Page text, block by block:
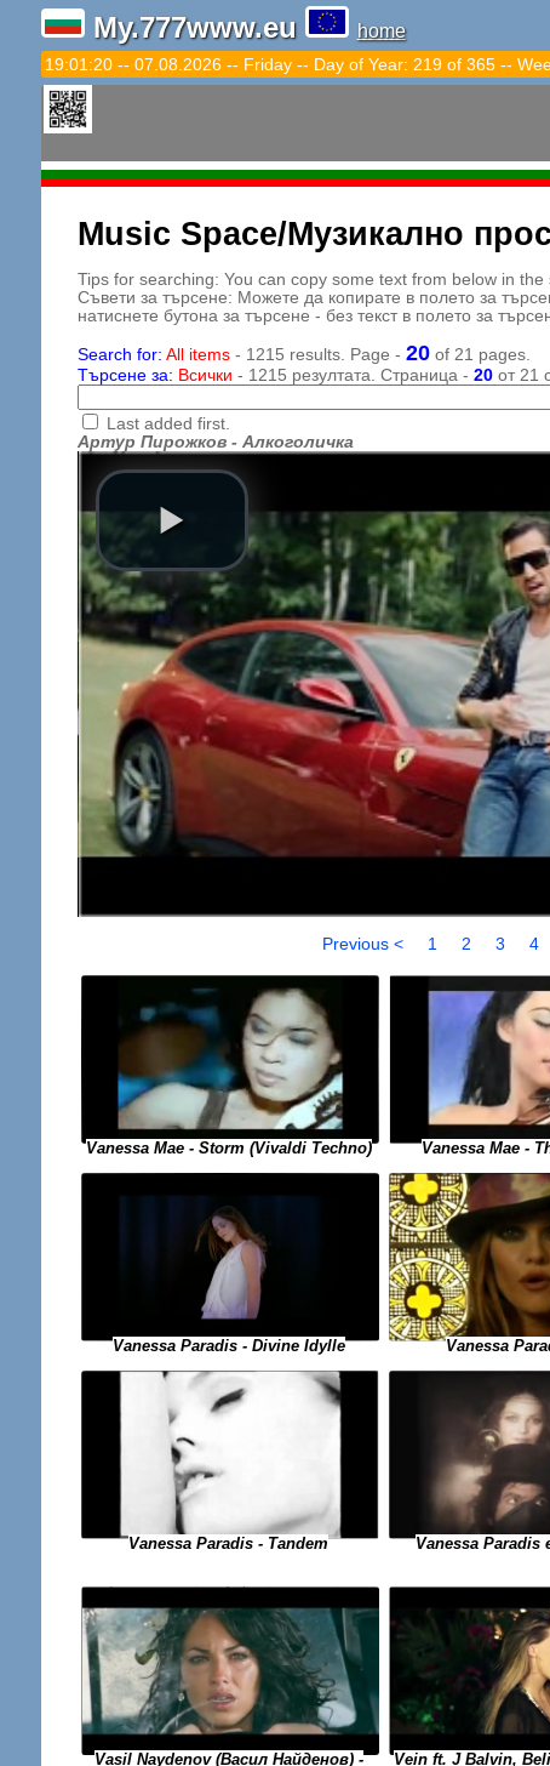
My.777www.eu home
19:01:22 -- 07.08.2026 -- Friday -- Day of Year: 219 of 365 --
Music Space/Музикално
Tips for searching: You can copy some text from below in
Съвети за търсене: Можете да копирате в полето за
натиснете бутона за търсене - без текст в полето за
Search for: All items- 1215 results. Page - 20of 21 pages.
Търсене за: Всички - 1215 резултата. Страница - 20от 21
Last added first.
Артур Пирожков - Алкоголичка
Previous < 1 2 3 4
Vanessa Mae - Storm (Vivaldi Techno) Vanessa Mae -
Vanessa Paradis - Divine Idylle Vanessa
Vanessa Paradis - Tandem Vanessa Paradis
Vasil Naydenov (Васил Найденов) -
Vein ft. J Balvin,